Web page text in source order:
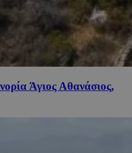
Άγιος Αθανάσιος,